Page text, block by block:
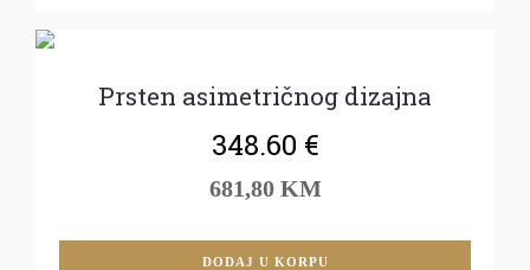
Prsten asimetričnog dizajna
348.60 €
681,80 KM
DODAJ U KORPU